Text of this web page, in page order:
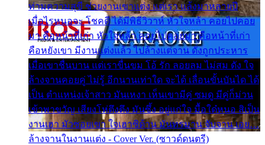
ท่ามความสุขี ช่วยงานเขาแต่ง แต่เรา แล้งมาหลายปี
เมื่อไรหนอจะ โชคดี ได้มีพิธีวิวาห์ หัวใจหล้า คอยไปคอย
มา คือหน้าที่เก่า หัวใจหล้า คอยไปคอยมา คือหน้าที่เก่า
คือหยังเขา มีงานแต่งแล้ว ไปล้างแต่จาน ดั่งถูกประหาร
เมื่อเขาชื่นบาน แต่เราขื่นขม โอ้ รัก ลอยลม ไม่สม ดัง ใจ
ล้างจานคอยคู่ ไม่รู้ อีกนานเท่าใด จะได้ เลื่อนขั้นบันได ได้
เป็น ตำแหน่งเจ้าสาว มันเหงา เห็นเขามีคู่ ซมดู มีคู่ก็ม่วน
เข้าพาขวัญ เสียงโห่ตึงตึง มันซึ้ง อยู่แก่ใจ มื้อใด๋หนอ สิเป็น
งานเฮา มัวซอยเขา ใจเฮาซิด้าน มันทรมาน จับจาน เอย…
ล้างจานในงานแต่ง - Cover Ver. (ซาวด์ดนตรี)